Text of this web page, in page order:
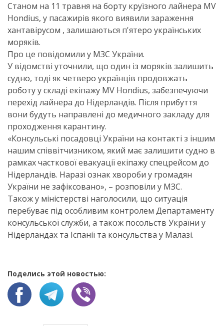
Станом на 11 травня на борту круїзного лайнера MV
Hondius, у пасажирів якого виявили зараження
хантавірусом , залишаються п'ятеро українських
моряків.
Про це повідомили у МЗС України.
У відомстві уточнили, що один із моряків залишить
судно, тоді як четверо українців продовжать
роботу у складі екіпажу MV Hondius, забезпечуючи
перехід лайнера до Нідерландів. Після прибуття
вони будуть направлені до медичного закладу для
проходження карантину.
«Консульські посадовці України на контакті з іншим
нашим співвітчизником, який має залишити судно в
рамках часткової евакуації екіпажу спецрейсом до
Нідерландів. Наразі ознак хвороби у громадян
України не зафіксовано», – розповіли у МЗС.
Також у міністерстві наголосили, що ситуація
перебуває під особливим контролем Департаменту
консульської служби, а також посольств України у
Нідерландах та Іспанії та консульства у Малазі.
Поделись этой новостью: